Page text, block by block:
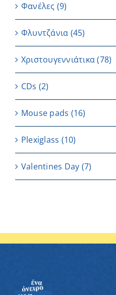
Φανέλες (9)
Φλυντζάνια (45)
Χριστουγεννιάτικα(78)
CDs (2)
Μouse pads (16)
Plexiglass (10)
Valentines Day (7)